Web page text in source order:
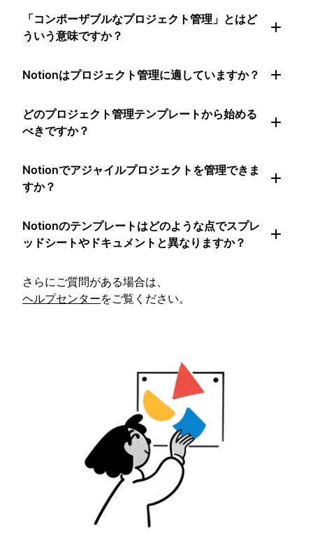
「コンポーザブルなプロジェクト管理」とはど
ういう意味ですか？
Notionはプロジェクト管理に適していますか？
どのプロジェクト管理テンプレートから始める
べきですか？
Notionでアジャイルプロジェクトを管理できま
すか？
Notionのテンプレートはどのような点でスプレ
ッドシートやドキュメントと異なりますか？
さらにご質問がある場合は、
ヘルプセンターをご覧ください。